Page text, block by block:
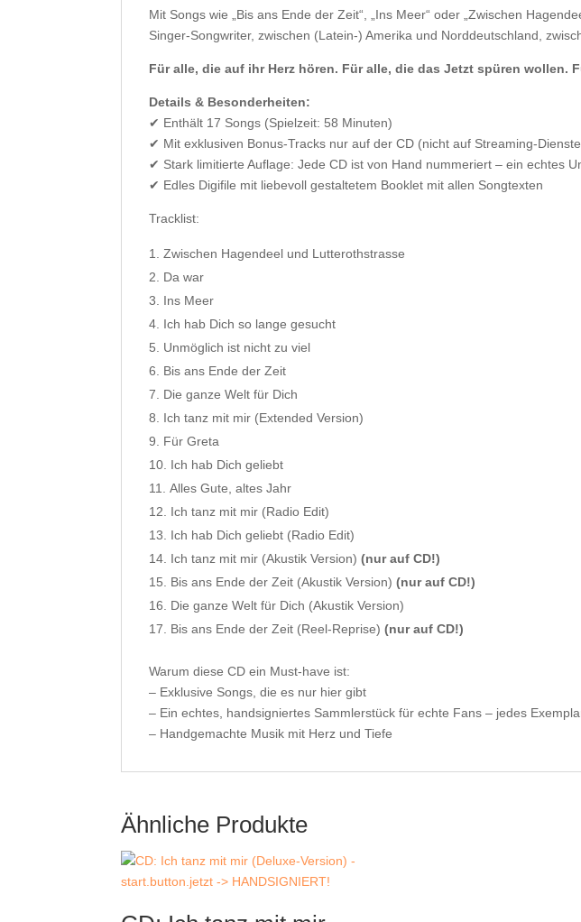
Mit Songs wie „Bis ans Ende der Zeit“, „Ins Meer“ oder „Zwischen
Singer-Songwriter, zwischen (Latein-) Amerika und Norddeutschland,
Für alle, die auf ihr Herz hören. Für alle, die das Jetzt spüren
Details & Besonderheiten:
✔ Enthält 17 Songs (Spielzeit: 58 Minuten)
✔ Mit exklusiven Bonus-Tracks nur auf der CD (nicht auf Streaming-
✔ Stark limitierte Auflage: Jede CD ist von Hand nummeriert – ein echtes
✔ Edles Digifile mit liebevoll gestaltetem Booklet mit allen Songtexten
Tracklist:
Zwischen Hagendeel und Lutterothstrasse
Da war
Ins Meer
Ich hab Dich so lange gesucht
Unmöglich ist nicht zu viel
Bis ans Ende der Zeit
Die ganze Welt für Dich
Ich tanz mit mir (Extended Version)
Für Greta
Ich hab Dich geliebt
Alles Gute, altes Jahr
Ich tanz mit mir (Radio Edit)
Ich hab Dich geliebt (Radio Edit)
Ich tanz mit mir (Akustik Version)(nur auf CD!)
Bis ans Ende der Zeit (Akustik Version)(nur auf CD!)
Die ganze Welt für Dich (Akustik Version)
Bis ans Ende der Zeit (Reel-Reprise)(nur auf CD!)
Warum diese CD ein Must-have ist:
– Exklusive Songs, die es nur hier gibt
– Ein echtes, handsigniertes Sammlerstück für echte Fans – jedes
– Handgemachte Musik mit Herz und Tiefe
Ähnliche Produkte